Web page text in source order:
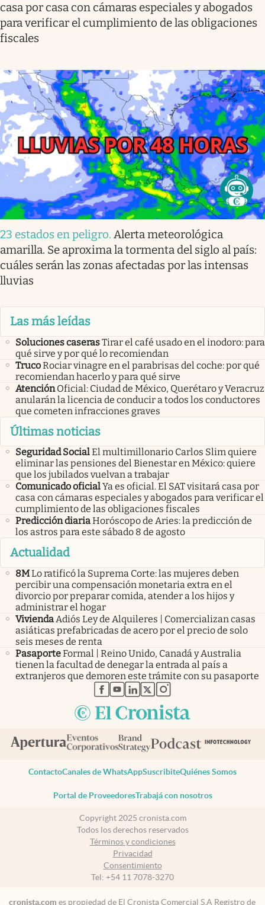
casa por casa con cámaras especiales y abogados
para verificar el cumplimiento de las obligaciones
fiscales
23 estados en peligro. Alerta meteorológica
amarilla. Se aproxima la tormenta del siglo al país:
cuáles serán las zonas afectadas por las intensas
lluvias
Las más leídas
Soluciones caserasTirar el café usado en el inodoro: para
qué sirve y por qué lo recomiendan
TrucoRociar vinagre en el parabrisas del coche: por qué
recomiendan hacerlo y para qué sirve
Atención Oficial: Ciudad de México, Querétaro y Veracruz
anularán la licencia de conducir a todos los conductores
que cometen infracciones graves
Últimas noticias
Seguridad SocialEl multimillonario Carlos Slim quiere
eliminar las pensiones del Bienestar en México: quiere
que los jubilados vuelvan a trabajar
Comunicado oficialYa es oficial. El SAT visitará casa por
casa con cámaras especiales y abogados para verificar el
cumplimiento de las obligaciones fiscales
Predicción diariaHoróscopo de Aries: la predicción de
los astros para este sábado 8 de agosto
Actualidad
8MLo ratificó la Suprema Corte: las mujeres deben
percibir una compensación monetaria extra en el
divorcio por preparar comida, atender a los hijos y
administrar el hogar
Vivienda Adiós Ley de Alquileres | Comercializan casas
asiáticas prefabricadas de acero por el precio de solo
seis meses de renta
PasaporteFormal | Reino Unido, Canadá y Australia
tienen la facultad de denegar la entrada al país a
extranjeros que demoren este trámite con su pasaporte
abre en nueva pestaña
abre en nueva pestaña
abre en nueva pestaña
abre en nueva pestaña
abre en nueva pestaña
ContactoCanales de WhatsAppSuscribiteQuiénes Somos
Portal de ProveedoresTrabajá con nosotros
Copyright 2025 cronista.com
Todos los derechos reservados
Términos y condiciones
Privacidad
Consentimiento
Tel: +54 11 7078-3270
cronista.com es propiedad de El Cronista Comercial S.A Registro de